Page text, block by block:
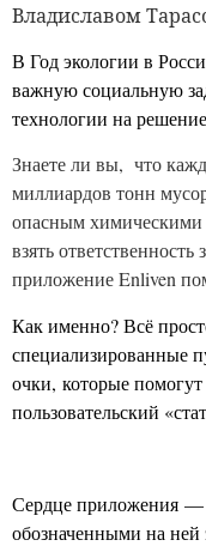
Владиславом
В Год экологии в
важную социальную
технологии на
Знаете ли вы, что
миллиардов тонн
опасным химическими
взять
приложение Enliven
Как именно? Всё
специализированные
очки, которые
пользовательский
Сердце приложения —
обозначенными на